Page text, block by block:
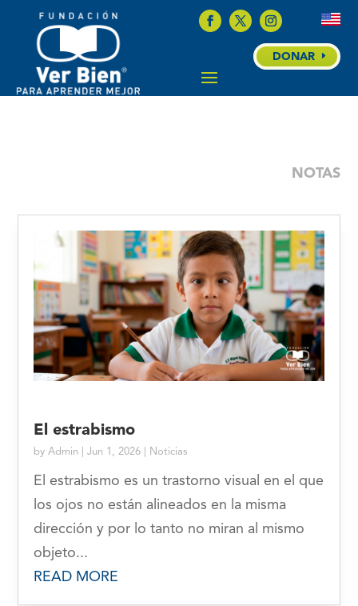
DONAR
NOTAS
El estrabismo
byAdmin |Jun 1, 2026 Noticias
El estrabismo es un trastorno visual en el que
los ojos no están alineados en la misma
dirección y por lo tanto no miran al mismo
objeto...
READ MORE